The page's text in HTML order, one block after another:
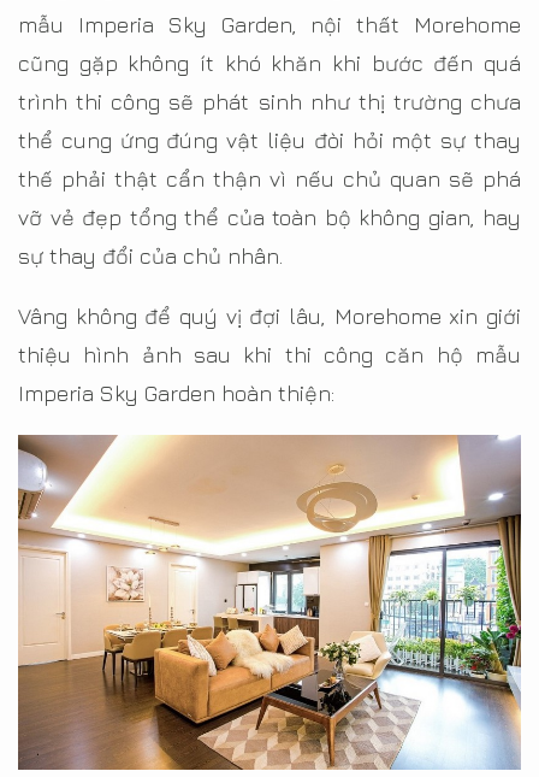
mẫu Imperia Sky Garden, nội thất Morehome
cũng gặp không ít khó khăn khi bước đến quá
trình thi công sẽ phát sinh như thị trường chưa
thể cung ứng đúng vật liệu đòi hỏi một sự thay
thế phải thật cẩn thận vì nếu chủ quan sẽ phá
vỡ vẻ đẹp tổng thể của toàn bộ không gian, hay
sự thay đổi của chủ nhân.
Vâng không để quý vị đợi lâu, Morehome xin giới
thiệu hình ảnh sau khi thi công căn hộ mẫu
Imperia Sky Garden hoàn thiện: